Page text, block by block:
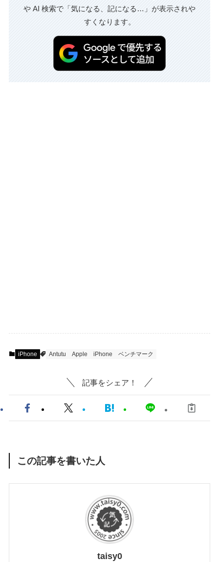
や AI 検索で「気になる、記になる…」が表示されや
すくなります。
iPhone Antutu Apple iPhone ベンチマーク
記事をシェア！
この記事を書いた人
taisy0